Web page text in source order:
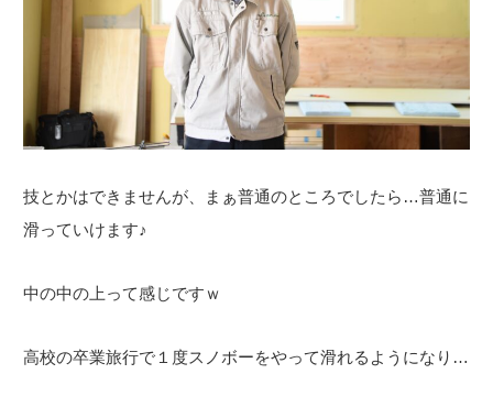
技とかはできませんが、まぁ普通のところでしたら…普通に
滑っていけます♪
中の中の上って感じですｗ
高校の卒業旅行で１度スノボーをやって滑れるようになり…